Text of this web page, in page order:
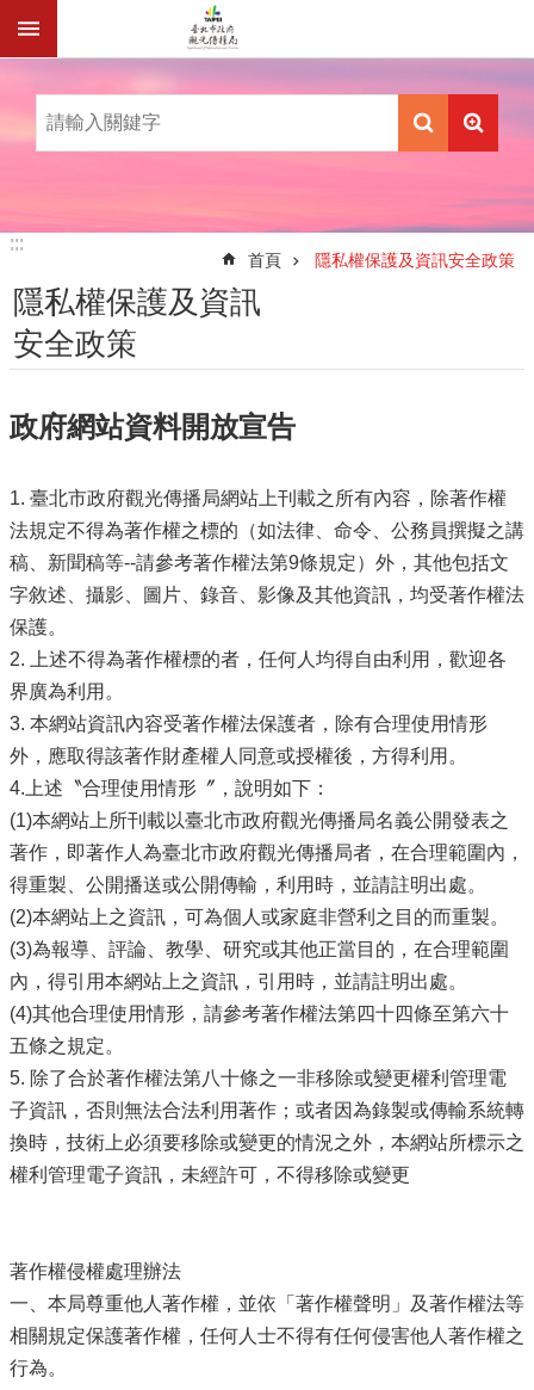
跳到主要內容區塊
:::
:::
首頁 隱私權保護及資訊安全政策
隱私權保護及資訊
安全政策
政府網站資料開放宣告
1. 臺北市政府觀光傳播局網站上刊載之所有內容，除著作權
法規定不得為著作權之標的（如法律、命令、公務員撰擬之講
稿、新聞稿等--請參考著作權法第9條規定）外，其他包括文
字敘述、攝影、圖片、錄音、影像及其他資訊，均受著作權法
保護。
2. 上述不得為著作權標的者，任何人均得自由利用，歡迎各
界廣為利用。
3. 本網站資訊內容受著作權法保護者，除有合理使用情形
外，應取得該著作財產權人同意或授權後，方得利用。
4.上述〝合理使用情形〞，說明如下：
(1)本網站上所刊載以臺北市政府觀光傳播局名義公開發表之
著作，即著作人為臺北市政府觀光傳播局者，在合理範圍內，
得重製、公開播送或公開傳輸，利用時，並請註明出處。
(2)本網站上之資訊，可為個人或家庭非營利之目的而重製。
(3)為報導、評論、教學、研究或其他正當目的，在合理範圍
內，得引用本網站上之資訊，引用時，並請註明出處。
(4)其他合理使用情形，請參考著作權法第四十四條至第六十
五條之規定。
5. 除了合於著作權法第八十條之一非移除或變更權利管理電
子資訊，否則無法合法利用著作；或者因為錄製或傳輸系統轉
換時，技術上必須要移除或變更的情況之外，本網站所標示之
權利管理電子資訊，未經許可，不得移除或變更
著作權侵權處理辦法
一、本局尊重他人著作權，並依「著作權聲明」及著作權法等
相關規定保護著作權，任何人士不得有任何侵害他人著作權之
行為。